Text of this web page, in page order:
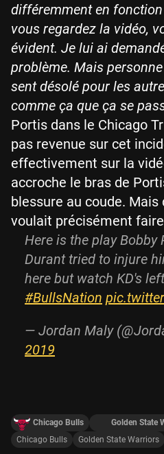
différemment en
vous regardez la vidéo,
évident. Je lui ai
problème. Mais
sent désolé pour les
comme ça que ça se
Portis dans le Chicago
pas revenue sur cet
effectivement sur la
accroche le bras de
blessure au coude.
voulait précisément
Here is the play Bobby
Durant tried to injure
here but watch KD's
#BullsNation
— Jordan Maly
2019
Chicago Bulls Golden State
Chicago Bulls
Golden State Warriors